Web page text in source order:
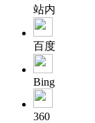
站内
百度
Bing
360